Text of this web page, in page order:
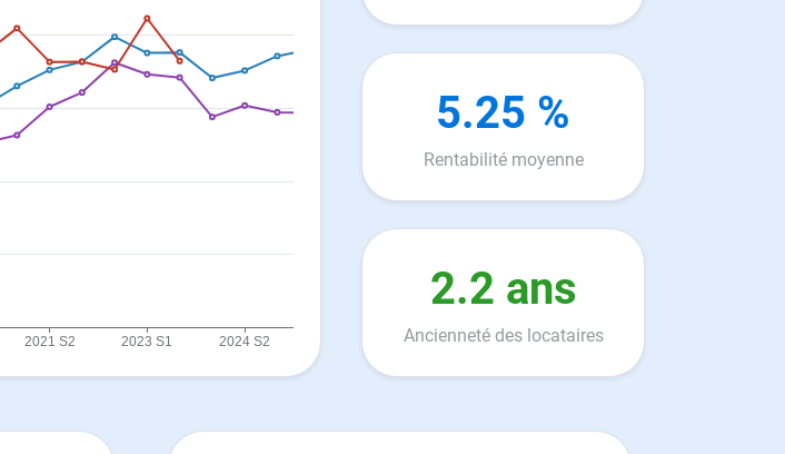
5.25 %
Rentabilité moyenne
2.2 ans
Ancienneté des locataires